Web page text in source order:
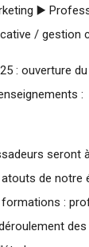
▶️
/ gestion
: ouverture
:
seront
de notre
:
des